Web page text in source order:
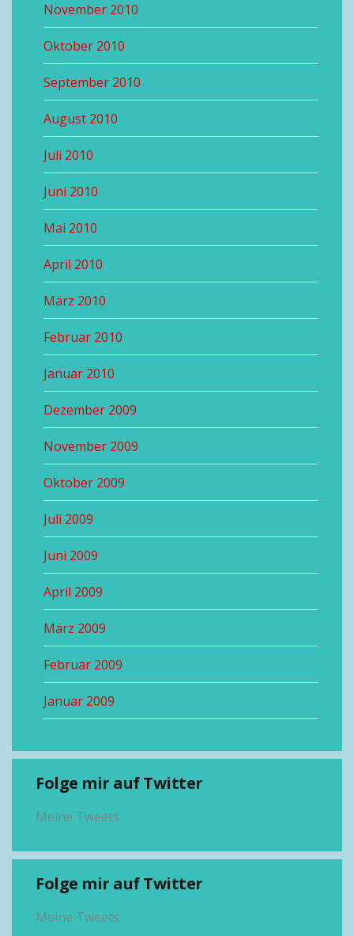
November 2010
Oktober 2010
September 2010
August 2010
Juli 2010
Juni 2010
Mai 2010
April 2010
März 2010
Februar 2010
Januar 2010
Dezember 2009
November 2009
Oktober 2009
Juli 2009
Juni 2009
April 2009
März 2009
Februar 2009
Januar 2009
Folge mir auf Twitter
Meine Tweets
Folge mir auf Twitter
Meine Tweets